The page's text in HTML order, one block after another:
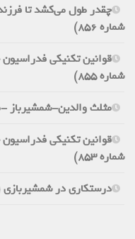
چقدر طول می‌کشد تا
شماره 856)
شماره 855)
مثلث والدین-شمشیرباز -
شماره 853)
درستکاری در شمشیربازی